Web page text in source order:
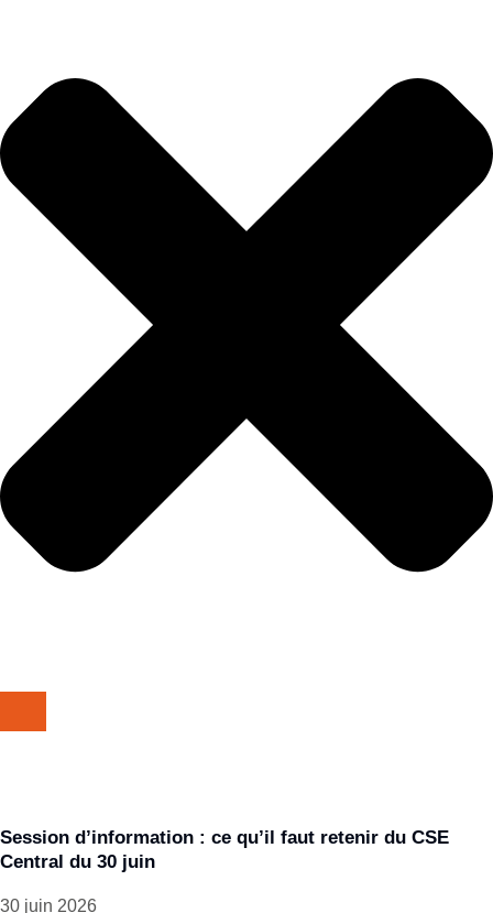
Session d’information : ce qu’il faut retenir du CSE
Central du 30 juin
30 juin 2026